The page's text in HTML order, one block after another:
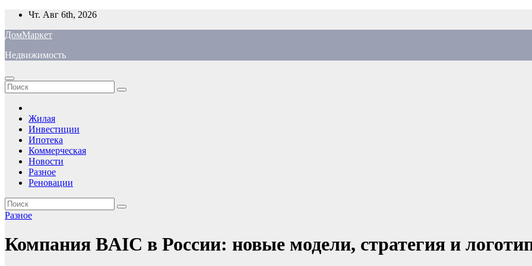
Перейти
содержимому
Чт. Авг 6th, 2026
ДомМаркет
Недвижимость
Жилая
Инвестиции
Ипотека
Коммерческая
Новости
Разное
Реновации
Разное
Компания BAIC в России: новые модели, стратегия и